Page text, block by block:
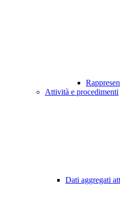
Attività e procedimenti
Dati aggregati